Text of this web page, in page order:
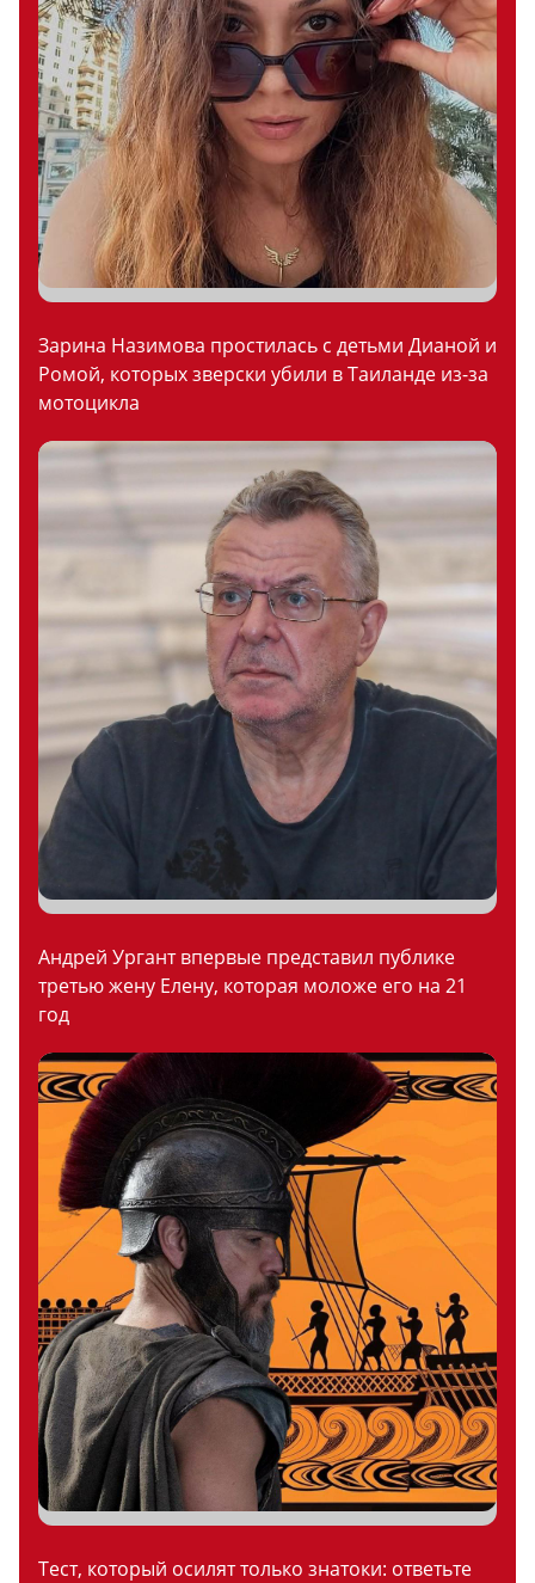
Зарина Назимова простилась с детьми Дианой и
Ромой, которых зверски убили в Таиланде из-за
мотоцикла
Андрей Ургант впервые представил публике
третью жену Елену, которая моложе его на 21
год
Тест, который осилят только знатоки: ответьте